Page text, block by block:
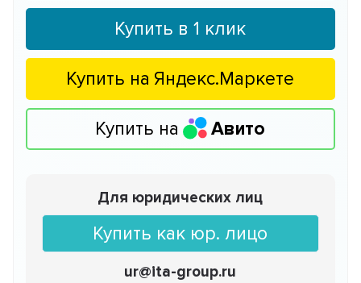
Купить в 1 клик
Купить на Яндекс.Маркете
Купить на Авито
Для юридических лиц
Купить как юр. лицо
ur@ita-group.ru